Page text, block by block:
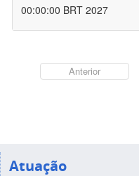
00:00:00 BRT 2027
Anterior
Atuação